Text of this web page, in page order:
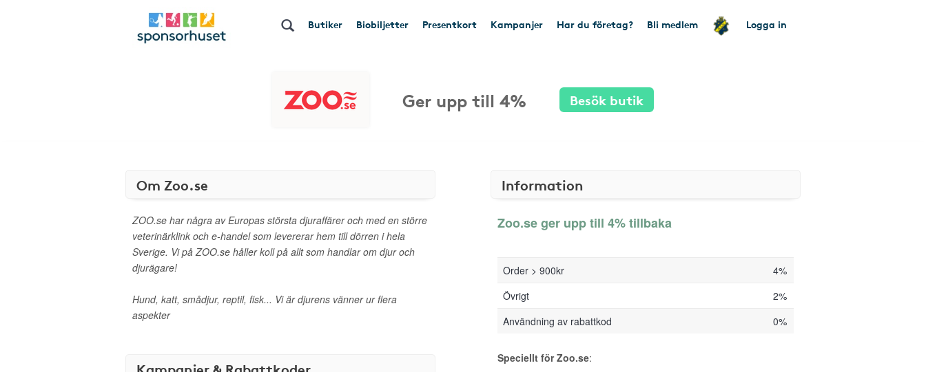
Butiker Biobiljetter Presentkort Kampanjer Har du företag? Bli medlem Logga in
Ger upp till 4% Besök butik
Om Zoo.se
ZOO.se har några av Europas största djuraffärer och med en större
veterinärklink och e-handel som levererar hem till dörren i hela
Sverige. Vi på ZOO.se håller koll på allt som handlar om djur och
djurägare!
Hund, katt, smådjur, reptil, fisk... Vi är djurens vänner ur flera
aspekter
Information
Zoo.se ger upp till 4% tillbaka
Order > 900kr
4%
Övrigt
2%
Användning av rabattkod
0%
Speciellt för Zoo.se: